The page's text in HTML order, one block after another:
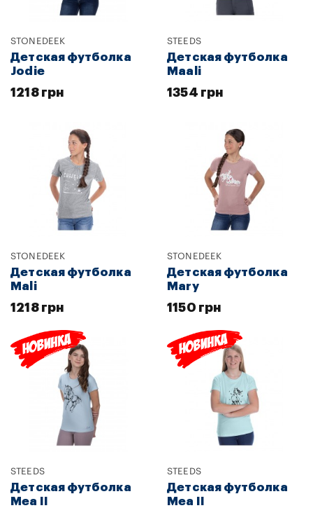
STONEDEEK
Детская футболка
Jodie
1218 грн
STEEDS
Детская футболка
Maali
1354 грн
STONEDEEK
Детская футболка
Mali
1218 грн
STONEDEEK
Детская футболка
Mary
1150 грн
STEEDS
Детская футболка
Mea II
STEEDS
Детская футболка
Mea II